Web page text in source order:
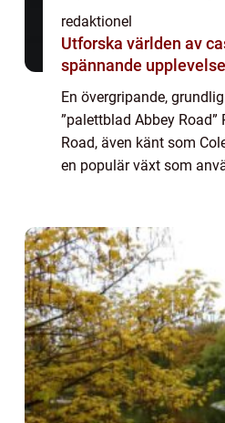
redaktionel
Utforska världen av
spännande upplevelse
En övergripande,
”palettblad Abbey
Road, även känt som
en populär växt som